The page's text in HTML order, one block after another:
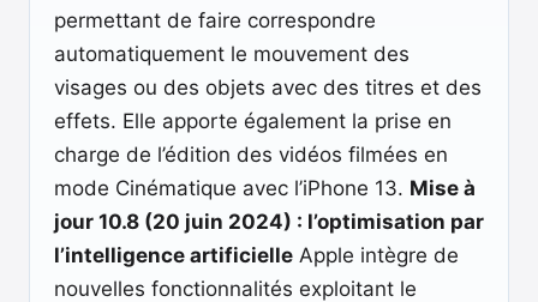
permettant de faire correspondre
automatiquement le mouvement des
visages ou des objets avec des titres et des
effets. Elle apporte également la prise en
charge de l’édition des vidéos filmées en
mode Cinématique avec l’iPhone 13. Mise à
jour 10.8 (20 juin 2024) : l’optimisation par
l’intelligence artificielle Apple intègre de
nouvelles fonctionnalités exploitant le